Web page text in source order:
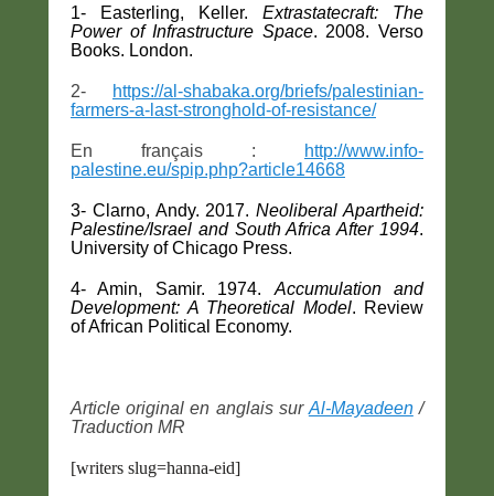
1- Easterling, Keller. Extrastatecraft: The
Power of Infrastructure Space. 2008. Verso
Books. London.
2-
https://al-shabaka.org/briefs/palestinian-
farmers-a-last-stronghold-of-resistance/
En français :
http://www.info-
palestine.eu/spip.php?article14668
3- Clarno, Andy. 2017.Neoliberal Apartheid:
Palestine/Israel and South Africa After 1994.
University of Chicago Press.
4- Amin, Samir. 1974.Accumulation and
Development: A Theoretical Model. Review
of African Political Economy.
Article original en anglais surAl-Mayadeen/
Traduction MR
[writers slug=hanna-eid]